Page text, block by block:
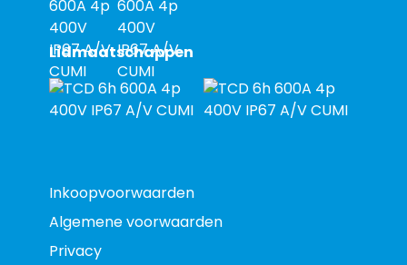
Lidmaatschappen
Inkoopvoorwaarden
Algemene voorwaarden
Privacy